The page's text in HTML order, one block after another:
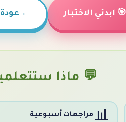
🎯 ابدئي الاختبار ← عودة
💬 ماذا
📊 مراجعات أسبوعية